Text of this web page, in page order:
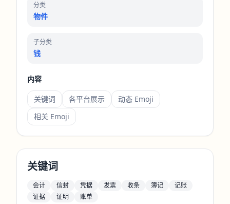
分类
物件
子分类
钱
内容
关键词 各平台展示
动态 Emoji
相关 Emoji
关键词
会计 信封 凭据 发票 收条 簿记
记账
证据
证明 账单